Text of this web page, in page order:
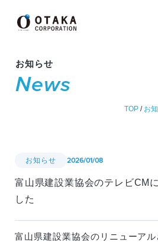
お知らせ
News
TOP / お
お知らせ 2026/01/08
富山県建設業協会のテレビCM
した
富山県建設業協会のリニューアル